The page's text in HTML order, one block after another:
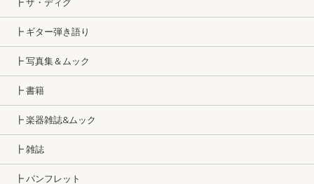
┣ ギター弾き語り
┣ 写真集＆ムック
┣ 書籍
┣ 楽器雑誌&ムック
┣ 雑誌
┣ パンフレット